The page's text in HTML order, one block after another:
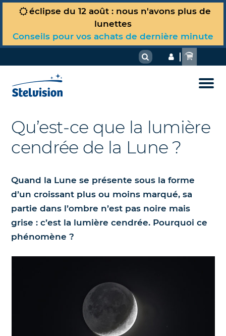
éclipse du 12 août : nous n'avons plus de
lunettes
Conseils pour vos achats de dernière minute
Observer le ciel
À voir actuellement dans le ciel
Guide d'observation Télescope
Randonnées célestes
Débutant ? L'essentiel pour vous
Matériel & techniques
Comment choisir son télescope ou sa
Comment choisir ses jumelles pour
l’astronomie ?
Réglages et astuces
Photographier et dessiner le ciel
Dossiers astro
Où sommes-nous dans l’Univers ?
La Lune et le Soleil
Dans les étoiles et au-delà
Phénomènes célestes
Nous
La Boutique
Spécial Soleil et éclipse du 12 août
2026
Nos livres d’astronomie et cartes
du ciel
Nos télescopes et accessoires
Qu’est-ce que la lumière
cendrée de la Lune ?
Quand la Lune se présente sous la forme
d’un croissant plus ou moins marqué, sa
partie dans l’ombre n’est pas noire mais
grise : c’est la lumière cendrée. Pourquoi ce
phénomène ?